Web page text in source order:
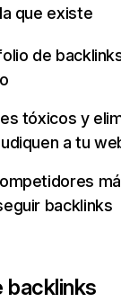
que existe
de
tóxicos y
a tu
backlinks
backlinks